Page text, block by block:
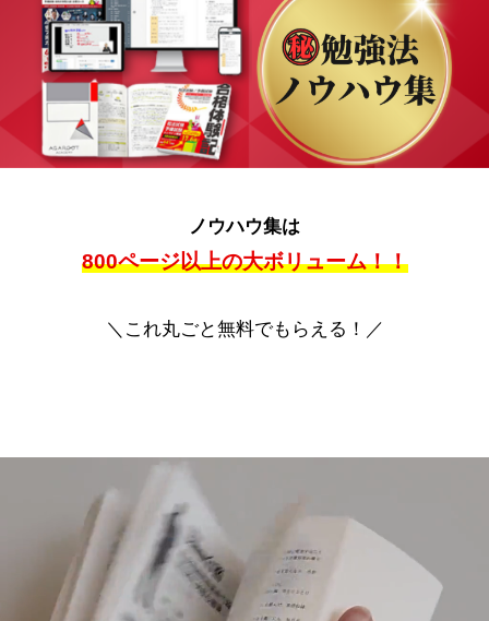
ノウハウ集は
800ページ以上の大ボリューム！！
＼これ丸ごと無料でもらえる！／